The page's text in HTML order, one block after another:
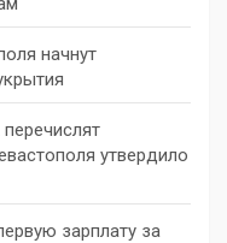
начнут
утвердило
зарплату за